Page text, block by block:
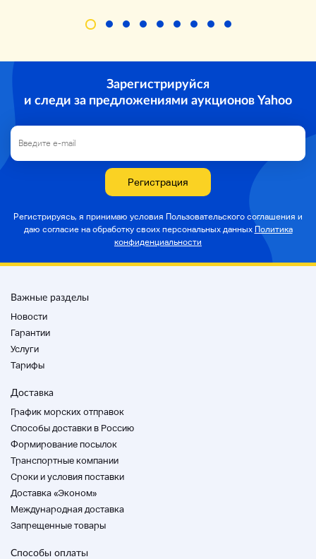
Зарегистрируйся
и следи за предложениями аукционов Yahoo
Регистрация
Регистрируясь, я принимаю условия Пользовательского соглашения и
даю согласие на обработку своих персональных данных Политика
конфиденциальности
Важные разделы
Новости
Гарантии
Услуги
Тарифы
Доставка
График морских отправок
Способы доставки в Россию
Формирование посылок
Транспортные компании
Cроки и условия поставки
Доставка «Эконом»
Международная доставка
Запрещенные товары
Способы оплаты